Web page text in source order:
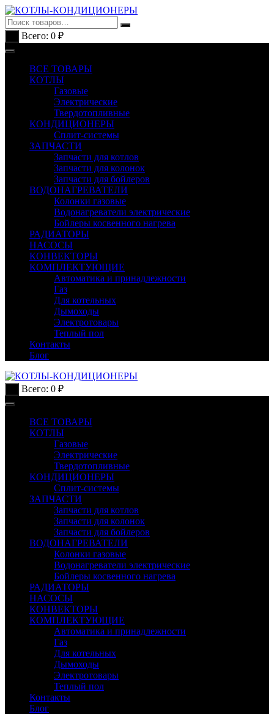
Перейти
к
содержимому
Всего: 0 ₽
ВСЕ ТОВАРЫ
КОТЛЫ
Газовые
Электрические
Твердотопливные
КОНДИЦИОНЕРЫ
Сплит-системы
ЗАПЧАСТИ
Запчасти для котлов
Запчасти для колонок
Запчасти для бойлеров
ВОДОНАГРЕВАТЕЛИ
Колонки газовые
Водонагреватели электрические
Бойлеры косвенного нагрева
РАДИАТОРЫ
НАСОСЫ
КОНВЕКТОРЫ
КОМПЛЕКТУЮЩИЕ
Автоматика и принадлежности
Газ
Для котельных
Дымоходы
Электротовары
Теплый пол
Контакты
Блог
Всего: 0 ₽
ВСЕ ТОВАРЫ
КОТЛЫ
Газовые
Электрические
Твердотопливные
КОНДИЦИОНЕРЫ
Сплит-системы
ЗАПЧАСТИ
Запчасти для котлов
Запчасти для колонок
Запчасти для бойлеров
ВОДОНАГРЕВАТЕЛИ
Колонки газовые
Водонагреватели электрические
Бойлеры косвенного нагрева
РАДИАТОРЫ
НАСОСЫ
КОНВЕКТОРЫ
КОМПЛЕКТУЮЩИЕ
Автоматика и принадлежности
Газ
Для котельных
Дымоходы
Электротовары
Теплый пол
Контакты
Блог